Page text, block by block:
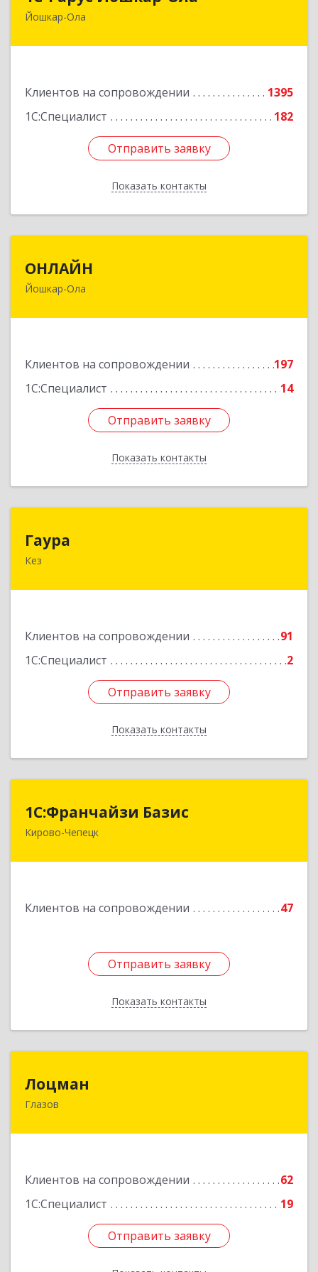
Йошкар-Ола
Клиентов на сопровождении
1395
1С:Специалист
182
Отправить заявку
Показать контакты
424004, Марий Эл Респ, Йошкар-Ола г, Волкова
Отправить заявку
Назад
ОНЛАЙН
Йошкар-Ола
Клиентов на сопровождении
197
1С:Специалист
14
Отправить заявку
Показать контакты
424000, Марий Эл Респ, Йошкар-Ола г,
Отправить заявку
Назад
Гаура
Кез
Клиентов на сопровождении
91
1С:Специалист
2
Отправить заявку
Показать контакты
Отправить заявку
Назад
1С:Франчайзи Базис
Кирово-Чепецк
Клиентов на сопровождении 47
Отправить заявку
Показать контакты
613044, Кировская обл, город Кирово-Чепецк
Подробнее
Отправить заявку
Назад
Лоцман
Глазов
Клиентов на сопровождении
62
1С:Специалист
19
Отправить заявку
427620, Удмуртская Респ, Глазов г, Сибирская
Отправить заявку